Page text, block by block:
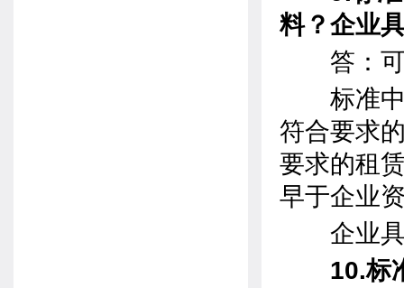
料？企业
答：可
标准中
符合要求
要求的租
早于企业
企业具
10.标准